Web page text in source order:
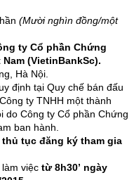
(Mười nghìn đồng/một
ty Cổ phần Chứng
(VietinBankSc).
Hà Nội.
định tại Quy chế bán đấu
ty TNHH một thành
do Công ty Cổ phần Chứng
ban hành.
tục đăng ký tham gia
việc từ 8h30’ ngày